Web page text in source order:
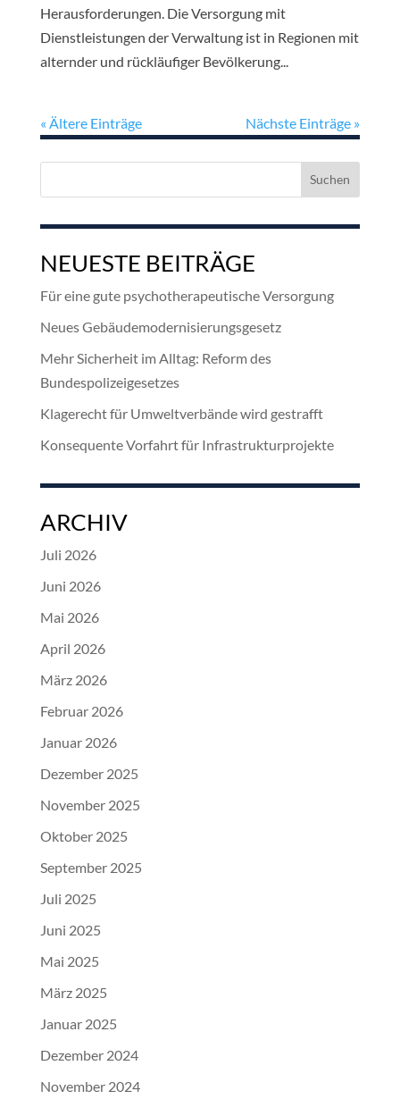
Herausforderungen. Die Versorgung mit
Dienstleistungen der Verwaltung ist in Regionen mit
alternder und rückläufiger Bevölkerung...
« Ältere Einträge Nächste Einträge »
Suchen
NEUESTE BEITRÄGE
Für eine gute psychotherapeutische Versorgung
Neues Gebäudemodernisierungsgesetz
Mehr Sicherheit im Alltag: Reform des
Bundespolizeigesetzes
Klagerecht für Umweltverbände wird gestrafft
Konsequente Vorfahrt für Infrastrukturprojekte
ARCHIV
Juli 2026
Juni 2026
Mai 2026
April 2026
März 2026
Februar 2026
Januar 2026
Dezember 2025
November 2025
Oktober 2025
September 2025
Juli 2025
Juni 2025
Mai 2025
März 2025
Januar 2025
Dezember 2024
November 2024